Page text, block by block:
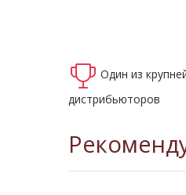
Один из
дистрибьюторов